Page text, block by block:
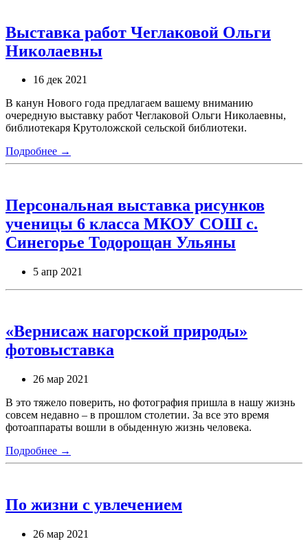
Выставка работ Чеглаковой Ольги
Николаевны
16 дек 2021
В канун Нового года предлагаем вашему вниманию
очередную выставку работ Чеглаковой Ольги Николаевны,
библиотекаря Крутоложской сельской библиотеки.
Подробнее →
Персональная выставка рисунков
ученицы 6 класса МКОУ СОШ с.
Синегорье Тодорощан Ульяны
5 апр 2021
«Вернисаж нагорской природы»
фотовыставка
26 мар 2021
В это тяжело поверить, но фотография пришла в нашу жизнь
совсем недавно – в прошлом столетии. За все это время
фотоаппараты вошли в обыденную жизнь человека.
Подробнее →
По жизни с увлечением
26 мар 2021